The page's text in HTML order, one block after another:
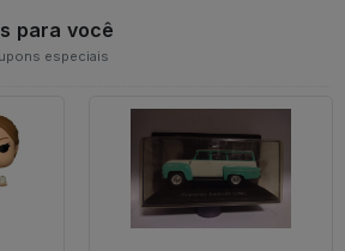
para você
especiais